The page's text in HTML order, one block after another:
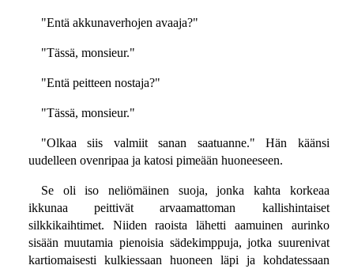
"Entä akkunaverhojen avaaja?"
"Tässä, monsieur."
"Entä peitteen nostaja?"
"Tässä, monsieur."
"Olkaa siis valmiit sanan saatuanne." Hän käänsi
uudelleen ovenripaa ja katosi pimeään huoneeseen.
Se oli iso neliömäinen suoja, jonka kahta korkeaa
ikkunaa peittivät arvaamattoman kallishintaiset
silkkikaihtimet. Niiden raoista lähetti aamuinen aurinko
sisään muutamia pienoisia sädekimppuja, jotka suurenivat
kartiomaisesti kulkiessaan huoneen läpi ja kohdatessaan